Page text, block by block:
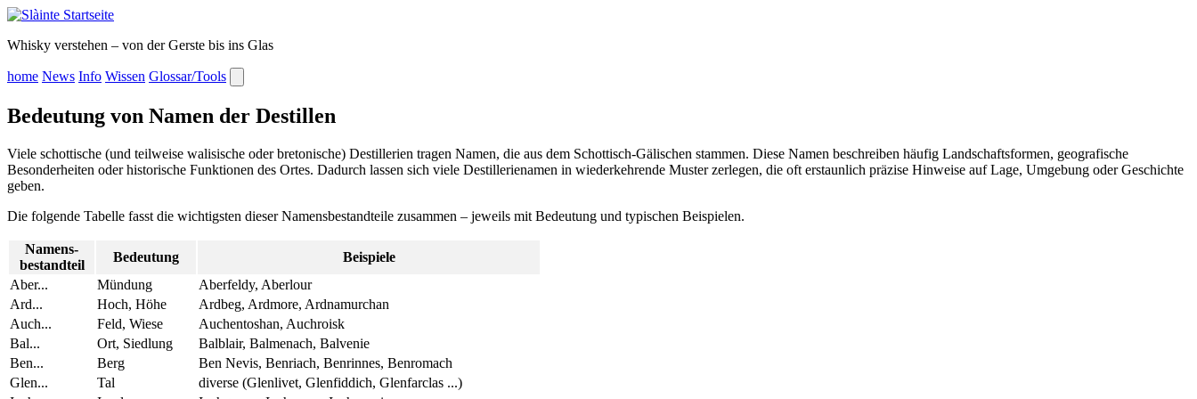
Whisky verstehen – von der Gerste bis ins Glas
home News Info Wissen Glossar/Tools
Bedeutung von Namen der Destillen
Viele schottische (und teilweise walisische oder bretonische) Destillerien tragen Namen, die aus dem Schottisch‑Gälischen stammen. Diese Namen beschreiben häufig Landschaftsformen, geografische
Besonderheiten oder historische Funktionen des Ortes. Dadurch lassen sich viele Destillerienamen in wiederkehrende Muster zerlegen, die oft erstaunlich präzise Hinweise auf Lage, Umgebung oder Geschichte
geben.
Die folgende Tabelle fasst die wichtigsten dieser Namensbestandteile zusammen – jeweils mit Bedeutung und typischen Beispielen.
Namens-
bestandteil
Bedeutung
Beispiele
Aber...
Mündung
Aberfeldy, Aberlour
Ard...
Hoch, Höhe
Ardbeg, Ardmore, Ardnamurchan
Auch...
Feld, Wiese
Auchentoshan, Auchroisk
Bal...
Ort, Siedlung
Balblair, Balmenach, Balvenie
Ben...
Berg
Ben Nevis, Benriach, Benrinnes, Benromach
Glen...
Tal
diverse (Glenlivet, Glenfiddich, Glenfarclas ...)